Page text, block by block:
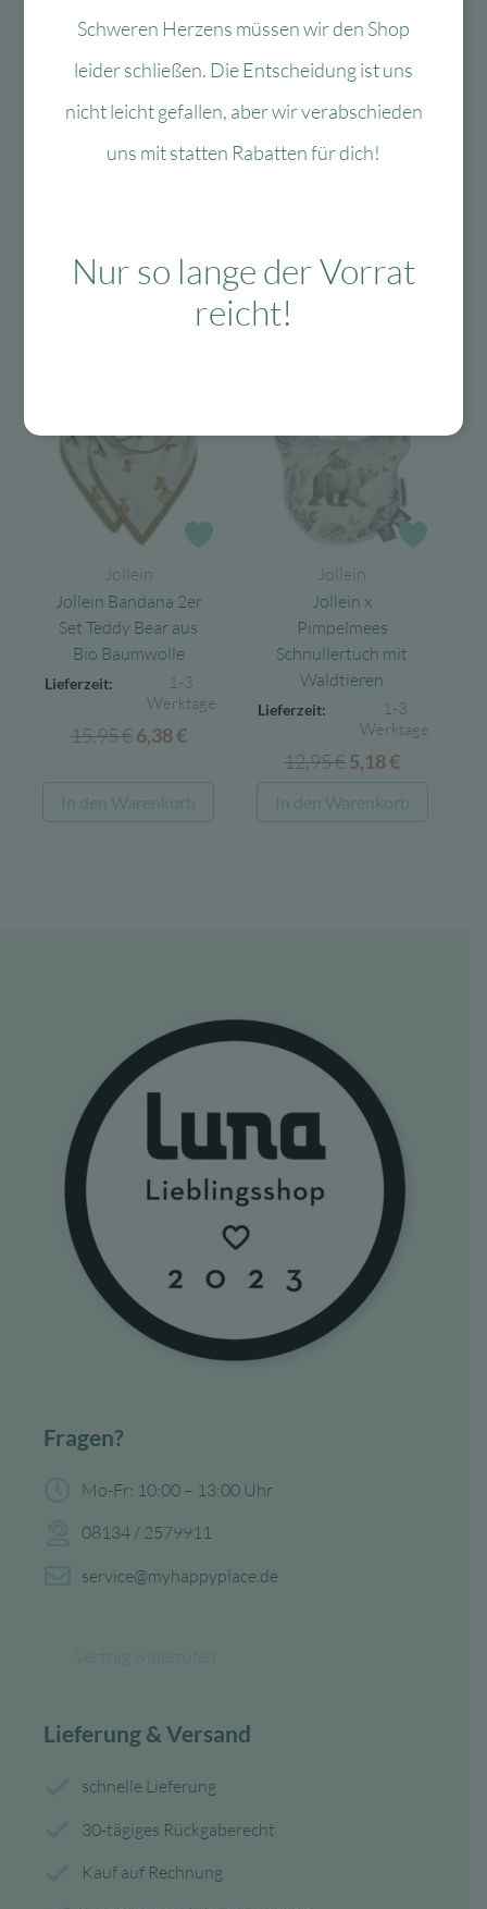
Jollein
Jollein Lätzchen
2er Set
Preis
Preis
6,78 €.
Jollein
Jollein Mulltücher
gepunktet & Hasen,
12,95€Ursprünglicher
5,18€Aktueller
In den Warenkorb
Zur Wunschliste
Jollein
Jollein Bandana 2er
Set Teddy Bear aus
Bio Baumwolle
Lieferzeit:
1-3
Werktage
15,95€ Ursprünglicher
war:
15,95 €
6,38€Aktueller
ist:
6,38 €.
In den Warenkorb
Jollein
Jollein x
Pimpelmees
Schnullertuch mit
Waldtieren
Lieferzeit:
1-3
Werktage
12,95€ Ursprünglicher
Preis
war:
5,18€Aktueller
Preis
ist:
In den Warenkorb
Fragen?
Mo-Fr: 10:00 – 13:00 Uhr
08134 / 2579911
service@myhappyplace.de
Lieferung & Versand
schnelle Lieferung
30-tägiges Rückgaberecht
Kauf auf Rechnung
Schweren Herzens müssen wir den Shop
leider schließen. Die Entscheidung ist uns
nicht leicht gefallen, aber wir verabschieden
uns mit statten Rabatten für dich!
Nur so lange der Vorrat
reicht!